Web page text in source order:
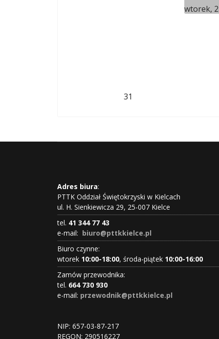
wtorek,
31
Adres biura:
PTTK Oddział Świętokrzyski w Kielcach
ul. H. Sienkiewicza 29, 25-007 Kielce
tel. 41 344 77 43
e-mail: biuro@pttkkielce.pl
Biuro czynne:
wtorek 10:00-18:00, środa-piątek 10:00-16:00
Zamów przewodnika:
tel. 664 730 930
e-mail: przewodnik@pttkkielce.pl
NIP: 657-03-87-217
REGON: 290516227